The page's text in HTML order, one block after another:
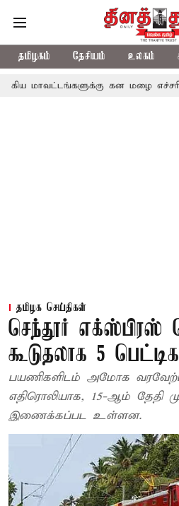
தமிழகம் தேசியம் உலகம்
கன மழை எச்சரிக்கை
தமிழக செய்திகள்
செந்தூர் எக்ஸ்பிரஸ்
கூடுதலாக 5
பயணிகளிடம் அமோக
எதிரொலியாக, 15-ஆம் தேதி
இணைக்கப்பட உள்ளன.